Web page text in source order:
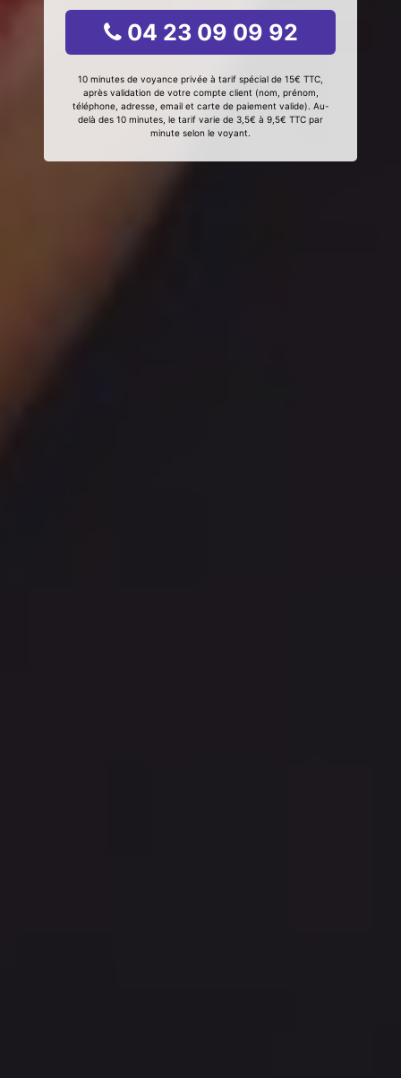
04 23 09 09 92
10 minutes de voyance privée à tarif spécial de 15€ TTC,
après validation de votre compte client (nom, prénom,
téléphone, adresse, email et carte de paiement valide). Au-
delà des 10 minutes, le tarif varie de 3,5€ à 9,5€ TTC par
minute selon le voyant.